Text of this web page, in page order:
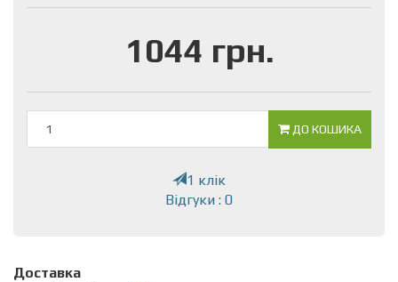
1044 грн.
ДО КОШИКА
1 клік
Відгуки : 0
Доставка